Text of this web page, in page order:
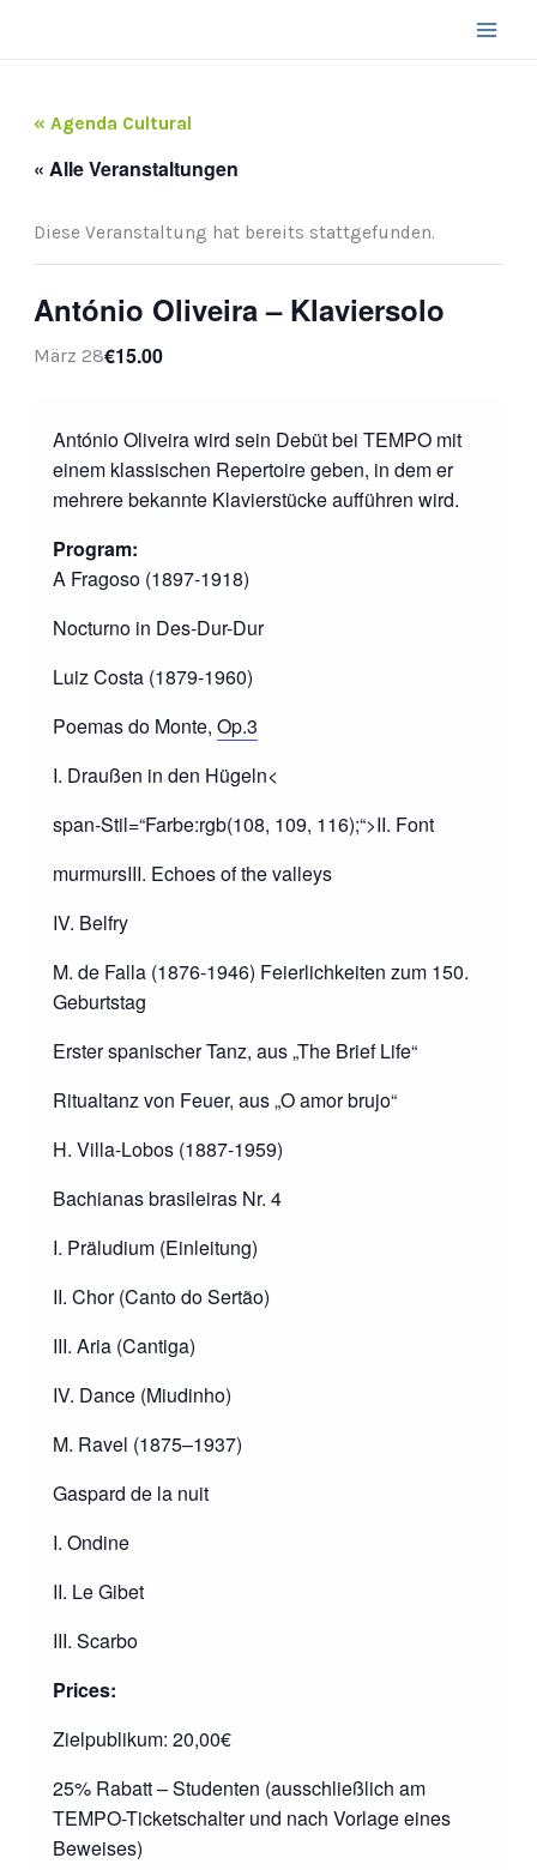
« Agenda Cultural
« Alle Veranstaltungen
Diese Veranstaltung hat bereits stattgefunden.
António Oliveira – Klaviersolo
März 28€15.00
António Oliveira wird sein Debüt bei TEMPO mit
einem klassischen Repertoire geben, in dem er
mehrere bekannte Klavierstücke aufführen wird.
Program:
A Fragoso (1897-1918)
Nocturno in Des-Dur-Dur
Luiz Costa (1879-1960)
Poemas do Monte, Op.3
I. Draußen in den Hügeln<
span-Stil=“Farbe:rgb(108, 109, 116);“>II. Font
murmursIII. Echoes of the valleys
IV. Belfry
M. de Falla (1876-1946) Feierlichkeiten zum 150.
Geburtstag
Erster spanischer Tanz, aus „The Brief Life“
Ritualtanz von Feuer, aus „O amor brujo“
H. Villa-Lobos (1887-1959)
Bachianas brasileiras Nr. 4
I. Präludium (Einleitung)
II. Chor (Canto do Sertão)
III. Aria (Cantiga)
IV. Dance (Miudinho)
M. Ravel (1875–1937)
Gaspard de la nuit
I. Ondine
II. Le Gibet
III. Scarbo
Prices:
Zielpublikum: 20,00€
25% Rabatt – Studenten (ausschließlich am
TEMPO-Ticketschalter und nach Vorlage eines
Beweises)